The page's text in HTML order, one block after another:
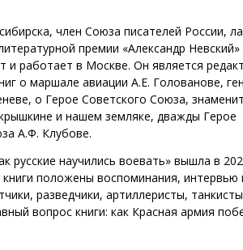
член Союза писателей России,
премии «Александр Невский»
и работает в Москве. Он является
о маршале авиации А.Е. Голованове,
о Герое Советского Союза,
и нашем земляке, дважды Герое
А.Ф. Клубове.
русские научились воевать» вышла в
положены воспоминания, интервью
разведчики, артиллеристы,
вопрос книги: как Красная армия